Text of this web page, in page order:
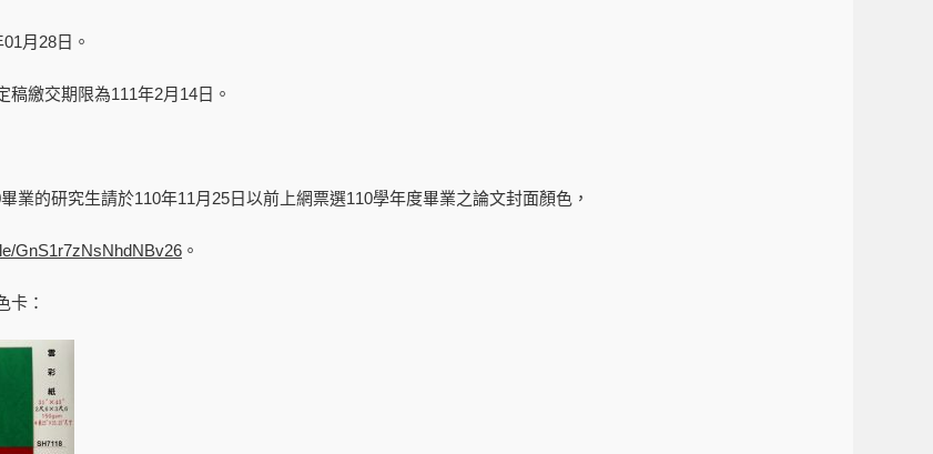
01月28日。
稿繳交期限為111年2月14日。
業的研究生請於110年11月25日以前上網票選110學年度畢業之論文封面顏色，
GnS1r7zNsNhdNBv26 。
卡：